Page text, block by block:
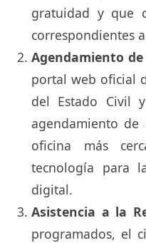
gratuidad y que
correspondientes
Agendamiento
portal web oficial
del Estado Civil
agendamiento
oficina más
tecnología para
digital.
Asistencia a la
programados, el